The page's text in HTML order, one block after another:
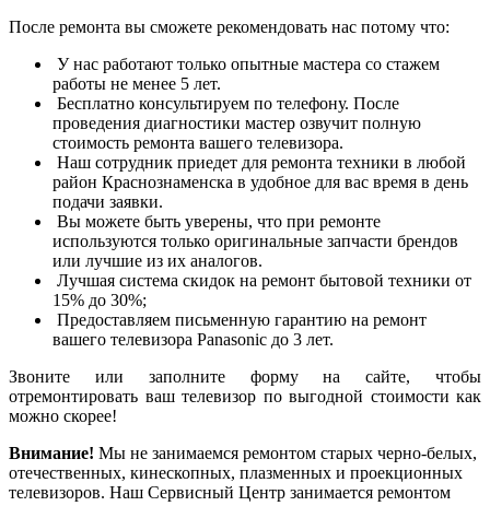
После ремонта вы сможете рекомендовать нас потому что:
У нас работают только опытные мастера со стажем
работы не менее 5 лет.
Бесплатно консультируем по телефону. После
проведения диагностики мастер озвучит полную
стоимость ремонта вашего телевизора.
Наш сотрудник приедет для ремонта техники в любой
район Краснознаменска в удобное для вас время в день
подачи заявки.
Вы можете быть уверены, что при ремонте
используются только оригинальные запчасти брендов
или лучшие из их аналогов.
Лучшая система скидок на ремонт бытовой техники от
15% до 30%;
Предоставляем письменную гарантию на ремонт
вашего телевизора Panasonic до 3 лет.
Звоните или заполните форму на сайте, чтобы
отремонтировать ваш телевизор по выгодной стоимости как
можно скорее!
Внимание! Мы не занимаемся ремонтом старых черно-белых,
отечественных, кинескопных, плазменных и проекционных
телевизоров. Наш Сервисный Центр занимается ремонтом